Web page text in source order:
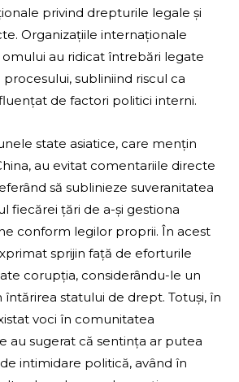
privind drepturile legale și
Organizațiile internaționale
au ridicat întrebări legate
subliniind riscul ca
de factori politici interni.
state asiatice, care mențin
au evitat comentariile directe
să sublinieze suveranitatea
fiecărei țări de a-și gestiona
conform legilor proprii. În acest
sprijin față de eforturile
corupția, considerându-le un
statului de drept. Totuși, în
voci în comunitatea
au sugerat că sentința ar putea
intimidare politică, având în